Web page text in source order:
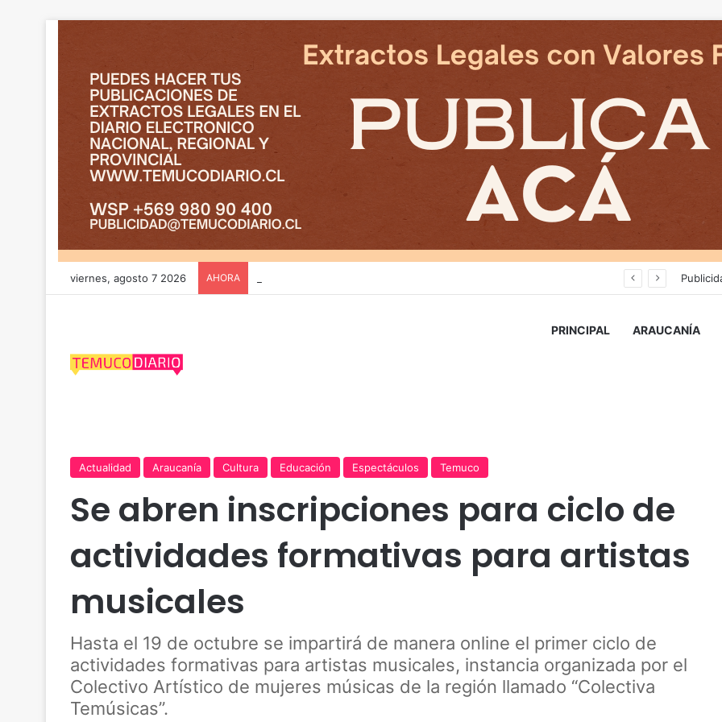
viernes, agosto 7 2026 AHORA
PRINCIPAL ARAUCANÍA
Actualidad Araucanía Cultura Educación Espectáculos Temuco
Se abren inscripciones para ciclo de
actividades formativas para artistas
musicales
Hasta el 19 de octubre se impartirá de manera online el primer ciclo de
actividades formativas para artistas musicales, instancia organizada por el
Colectivo Artístico de mujeres músicas de la región llamado “Colectiva
Temúsicas”.